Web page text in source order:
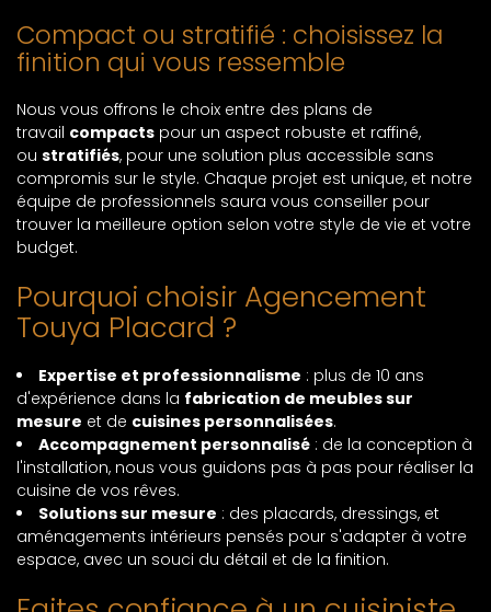
Compact ou stratifié : choisissez la
finition qui vous ressemble
Nous vous offrons le choix entre des plans de
travail compacts pour un aspect robuste et raffiné,
ou stratifiés, pour une solution plus accessible sans
compromis sur le style. Chaque projet est unique, et notre
équipe de professionnels saura vous conseiller pour
trouver la meilleure option selon votre style de vie et votre
budget.
Pourquoi choisir Agencement
Touya Placard ?
Expertise et professionnalisme : plus de 10 ans
d'expérience dans la fabrication de meubles sur
mesure et de cuisines personnalisées.
Accompagnement personnalisé : de la conception à
l'installation, nous vous guidons pas à pas pour réaliser la
cuisine de vos rêves.
Solutions sur mesure : des placards, dressings, et
aménagements intérieurs pensés pour s'adapter à votre
espace, avec un souci du détail et de la finition.